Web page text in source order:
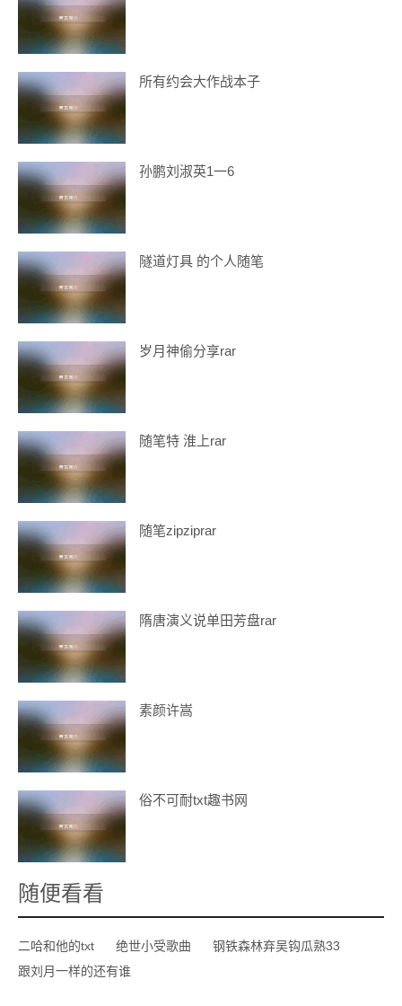
所有约会大作战本子
孙鹏刘淑英1一6
隧道灯具 的个人随笔
岁月神偷分享rar
随笔特 淮上rar
随笔zipziprar
隋唐演义说单田芳盘rar
素颜许嵩
俗不可耐txt趣书网
随便看看
二哈和他的txt 绝世小受歌曲
钢铁森林弃吴钩瓜熟33
跟刘月一样的还有谁